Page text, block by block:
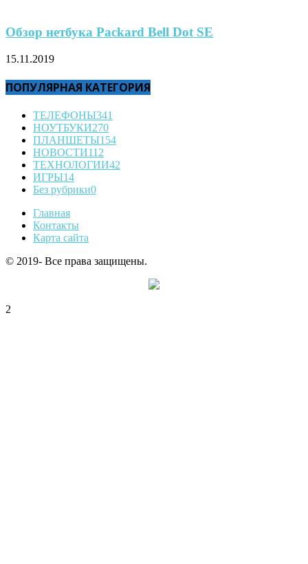
Обзор нетбука Packard Bell Dot SE
15.11.2019
ПОПУЛЯРНАЯ КАТЕГОРИЯ
ТЕЛЕФОНЫ341
НОУТБУКИ270
ПЛАНШЕТЫ154
НОВОСТИ112
ТЕХНОЛОГИИ42
ИГРЫ14
Без рубрики0
Главная
Контакты
Карта сайта
© 2019- Все права защищены.
2